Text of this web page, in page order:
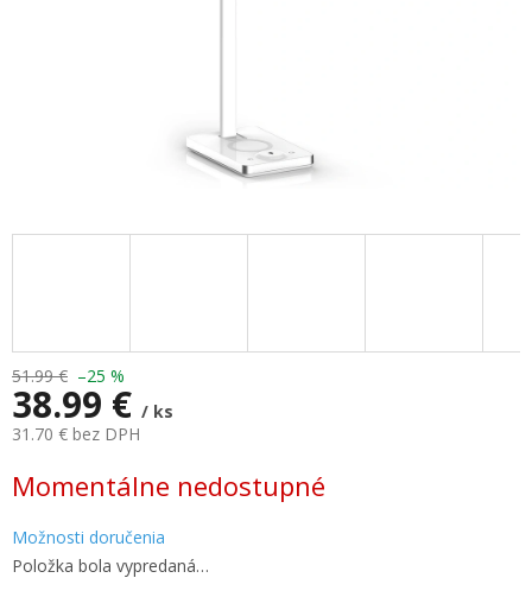
51.99 € –25 %
38.99 € / ks
31.70 € bez DPH
cena:
Momentálne nedostupné
Možnosti doručenia
Položka bola vypredaná…